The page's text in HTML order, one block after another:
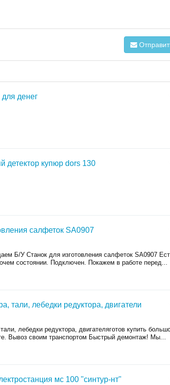
денег
детектор купюр dors 130
салфеток SA0907
Б/У Станок для изготовления салфеток SA0907
состоянии. Подключен. Покажем в работе перед...
тали, лебедки редуктора, двигатели
лебедки редуктора, двигателяготов купить
Вывоз своим транспортом Быстрый демонтаж! Мы...
мс 100 "синтур-нт"